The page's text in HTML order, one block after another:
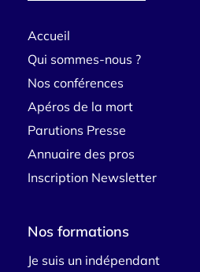
Accueil
Qui sommes-nous ?
Nos conférences
Apéros de la mort
Parutions Presse
Annuaire des pros
Inscription Newsletter
Nos formations
Je suis un indépendant